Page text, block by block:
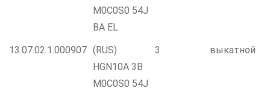
M0C0S0 54J
BA EL
13.07.02.1.000907 (RUS)
HGN10A 3B
M0C0S0 54J
3 выкатной